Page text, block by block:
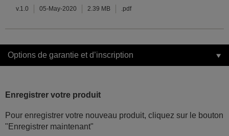
v.1.0 05-May-2020 2.39 MB .pdf
Options de garantie et d’inscription
Enregistrer votre produit
Pour enregistrer votre nouveau produit, cliquez sur le bouton
"Enregistrer maintenant"